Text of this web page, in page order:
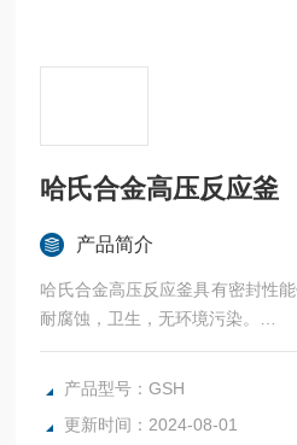
哈氏合金高压反应釜
产品简介
哈氏合金高压反应釜具有密封性
耐腐蚀，卫生，无环境污染。
广泛应用于科研，实验室试验，
硅胶，油漆，医药，石油化工生
内表面采用镜面抛光，确保卫生洁
产品型号：GSH
更新时间：2024-08-01